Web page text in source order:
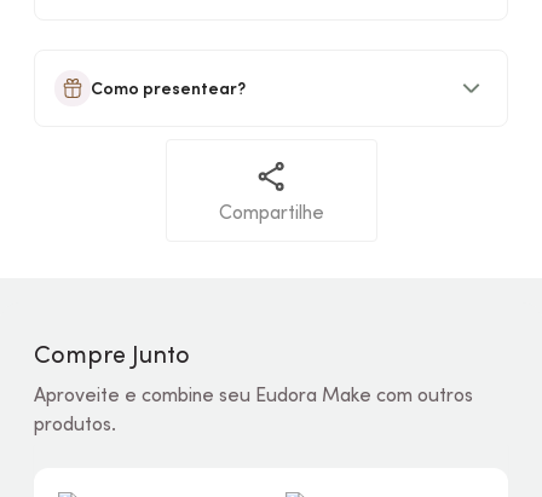
Como presentear?
Compartilhe
Compre Junto
Aproveite e combine seu Eudora Make com outros
produtos.